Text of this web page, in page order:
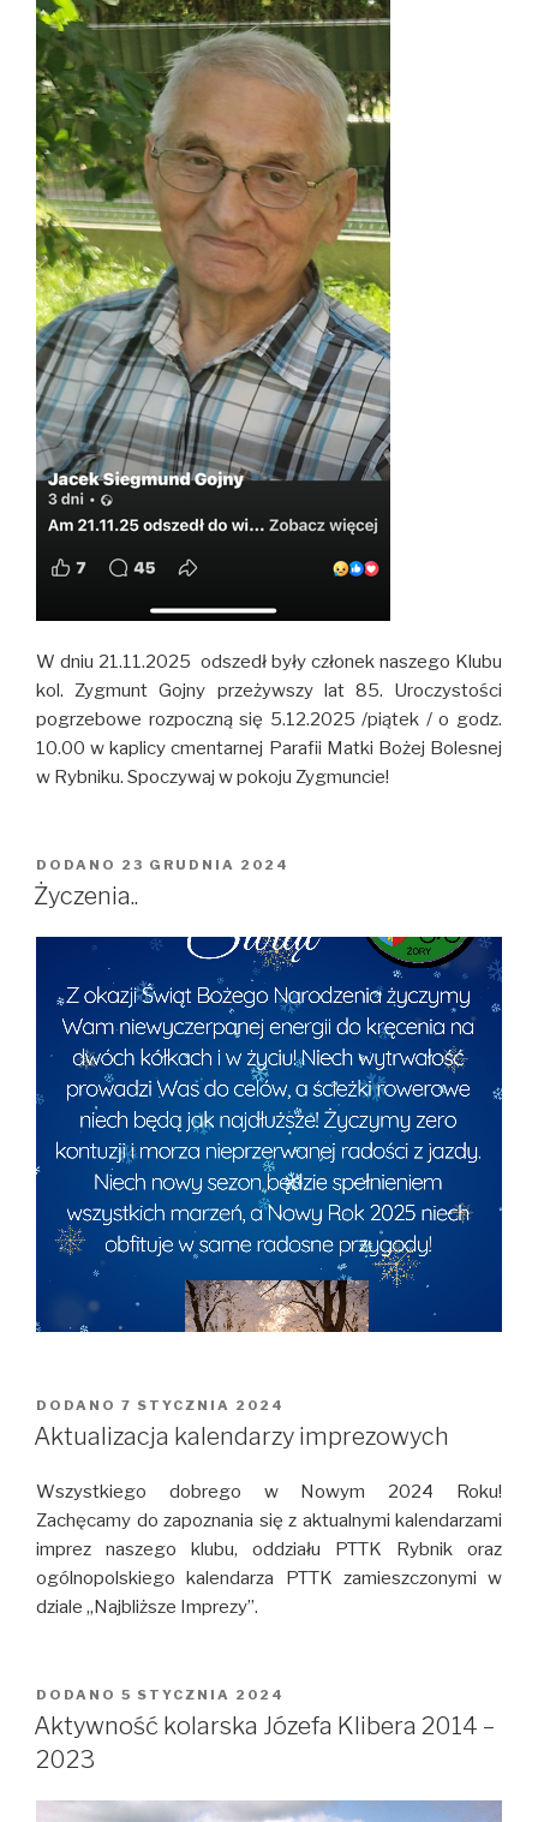
W dniu 21.11.2025 odszedł były członek naszego Klubu
kol. Zygmunt Gojny przeżywszy lat 85. Uroczystości
pogrzebowe rozpoczną się 5.12.2025 /piątek / o godz.
10.00 w kaplicy cmentarnej Parafii Matki Bożej Bolesnej
w Rybniku. Spoczywaj w pokoju Zygmuncie!
DODANO OPUBLIKOWANE
23 GRUDNIA 2024
Życzenia..
DODANO OPUBLIKOWANE
7 STYCZNIA 2024
Aktualizacja kalendarzy imprezowych
Wszystkiego dobrego w Nowym 2024 Roku!
Zachęcamy do zapoznania się z aktualnymi kalendarzami
imprez naszego klubu, oddziału PTTK Rybnik oraz
ogólnopolskiego kalendarza PTTK zamieszczonymi w
dziale „Najbliższe Imprezy”.
DODANO OPUBLIKOWANE
W
5 STYCZNIA 2024
Aktywność kolarska Józefa Klibera 2014 –
2023